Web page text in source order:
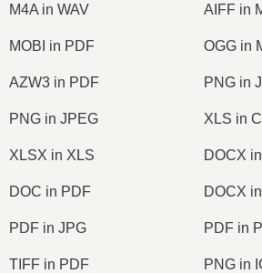
M4A in WAV AIFF in
MOBI in PDF OGG in
AZW3 in PDF PNG in
PNG in JPEG XLS in
XLSX in XLS DOCX
DOC in PDF DOCX
PDF in JPG PDF in
TIFF in PDF PNG in